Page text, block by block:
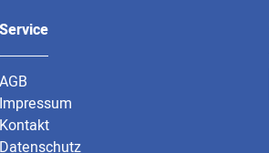
Service
AGB
Impressum
Kontakt
Datenschutz